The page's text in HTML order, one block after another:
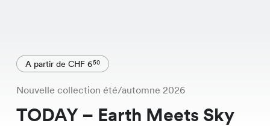
A partir de CHF 650
Nouvelle collection été/automne 2026
TODAY – Earth Meets Sky